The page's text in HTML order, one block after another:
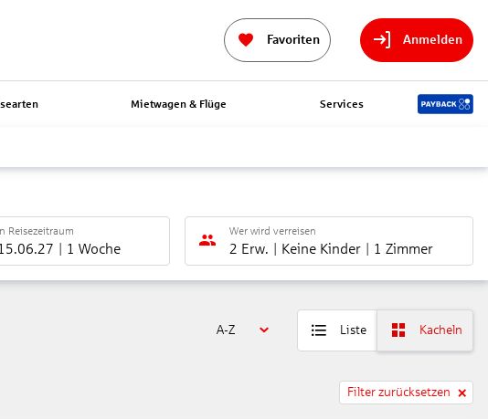
Favoriten Anmelden
Mietwagen & Flüge Services
Reisezeitraum
1 Woche
Wer wird verreisen
2 Erw. Keine Kinder 1 Zimmer
A-Z Liste Kacheln
Filter zurücksetzen